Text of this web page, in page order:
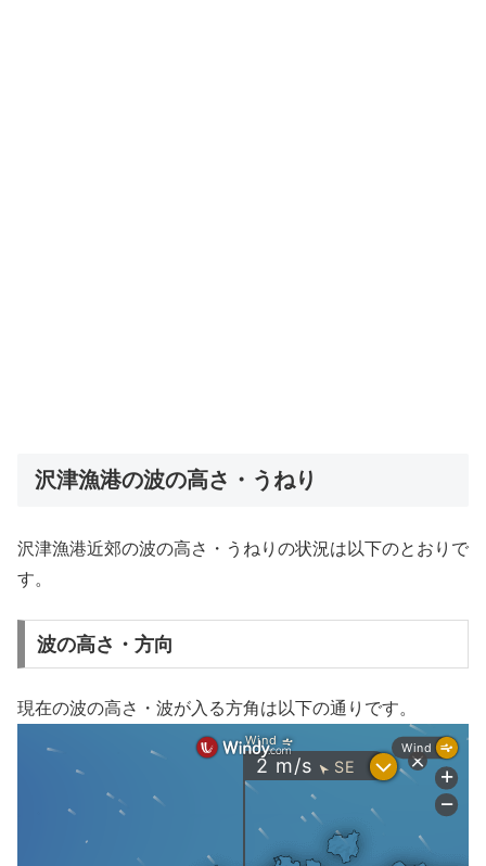
沢津漁港の波の高さ・うねり
沢津漁港近郊の波の高さ・うねりの状況は以下のとおりで
す。
波の高さ・方向
現在の波の高さ・波が入る方角は以下の通りです。